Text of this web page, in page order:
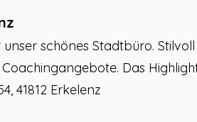
schönes Stadtbüro.
Das
41812 Erkelenz